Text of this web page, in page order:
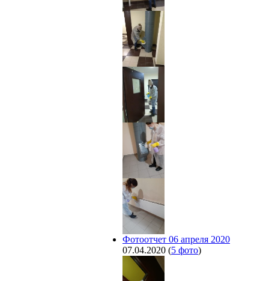
Фотоотчет 06 апреля 2020
07.04.2020 (5 фото)